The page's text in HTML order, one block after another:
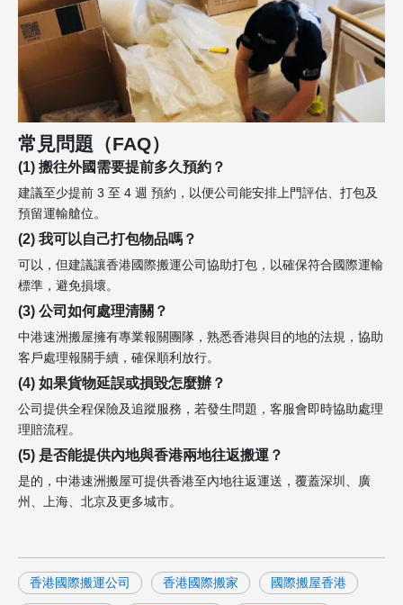
常見問題（FAQ）
(1) 搬往外國需要提前多久預約？
建議至少提前 3 至 4 週 預約，以便公司能安排上門評估、打包及
預留運輸艙位。
(2) 我可以自己打包物品嗎？
可以，但建議讓香港國際搬運公司協助打包，以確保符合國際運輸
標準，避免損壞。
(3) 公司如何處理清關？
中港速洲搬屋擁有專業報關團隊，熟悉香港與目的地的法規，協助
客戶處理報關手續，確保順利放行。
(4) 如果貨物延誤或損毀怎麼辦？
公司提供全程保險及追蹤服務，若發生問題，客服會即時協助處理
理賠流程。
(5) 是否能提供內地與香港兩地往返搬運？
是的，中港速洲搬屋可提供香港至內地往返運送，覆蓋深圳、廣
州、上海、北京及更多城市。
香港國際搬運公司 香港國際搬家 國際搬屋香港